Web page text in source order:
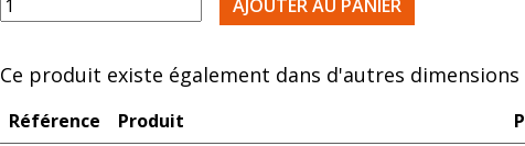
AJOUTER AU PANIER
Ce produit existe également dans d'autres dimensions
Référence Produit